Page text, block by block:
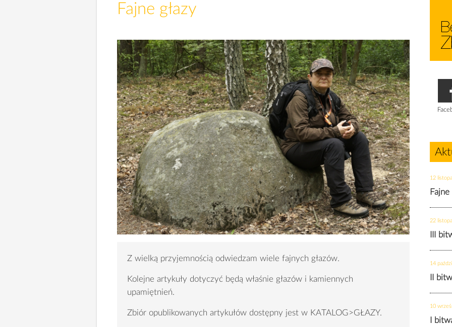
Fajne głazy
Z wielką przyjemnością odwiedzam wiele fajnych głazów.
Kolejne artykuły dotyczyć będą właśnie głazów i kamiennych
upamiętnień.
Zbiór opublikowanych artykułów dostępny jest w KATALOG>GŁAZY.
12
Fajne
22
III
14
II
10
I